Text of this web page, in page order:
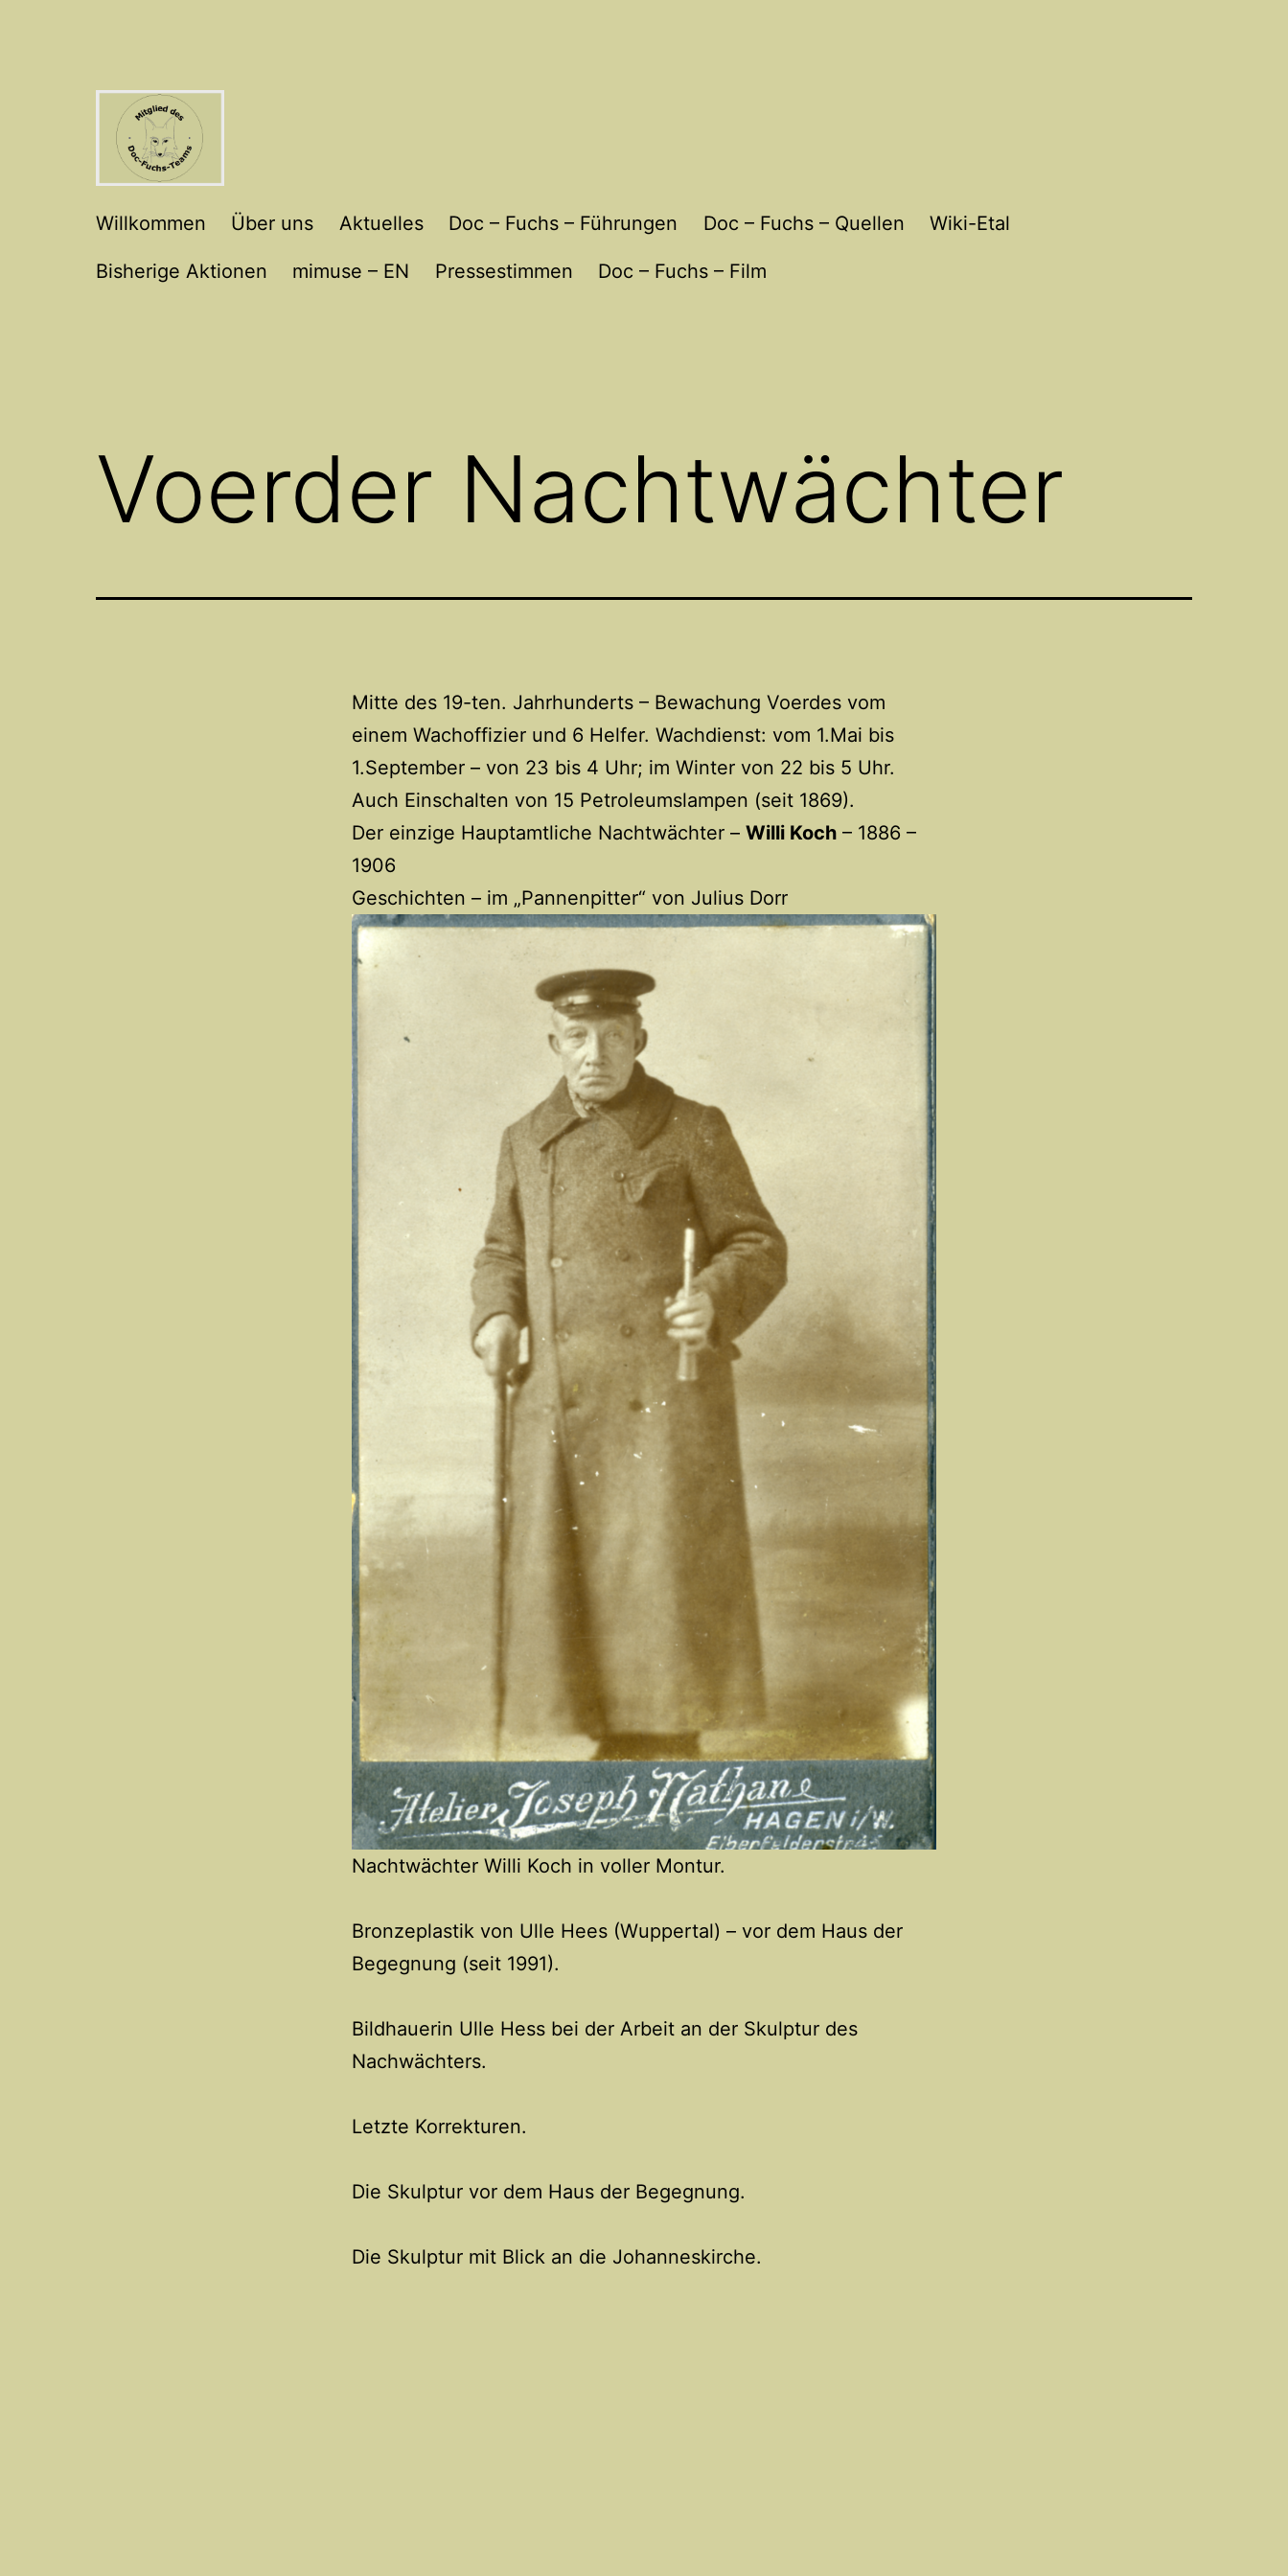
Willkommen
Fuchs-
Willkommen Über uns Aktuelles Doc – Fuchs – Führungen Doc – Fuchs – Quellen Wiki-Etal
Bisherige Aktionen mimuse – EN Pressestimmen Doc – Fuchs – Film
Voerder Nachtwächter
Mitte des 19-ten. Jahrhunderts – Bewachung Voerdes vom
einem Wachoffizier und 6 Helfer. Wachdienst: vom 1.Mai bis
1.September – von 23 bis 4 Uhr; im Winter von 22 bis 5 Uhr.
Auch Einschalten von 15 Petroleumslampen (seit 1869).
Der einzige Hauptamtliche Nachtwächter – Willi Koch – 1886 –
1906
Geschichten – im „Pannenpitter“ von Julius Dorr
Nachtwächter Willi Koch in voller Montur.
Bronzeplastik von Ulle Hees (Wuppertal) – vor dem Haus der
Begegnung (seit 1991).
Bildhauerin Ulle Hess bei der Arbeit an der Skulptur des
Nachwächters.
Letzte Korrekturen.
Die Skulptur vor dem Haus der Begegnung.
Die Skulptur mit Blick an die Johanneskirche.